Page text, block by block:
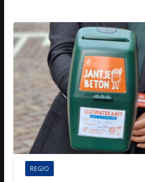
REGIO